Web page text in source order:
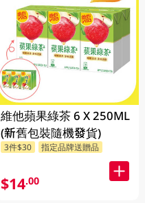
維他蘋果綠茶 6 X 250ML
(新舊包裝隨機發貨)
3件$30 指定品牌送贈品
$14.00